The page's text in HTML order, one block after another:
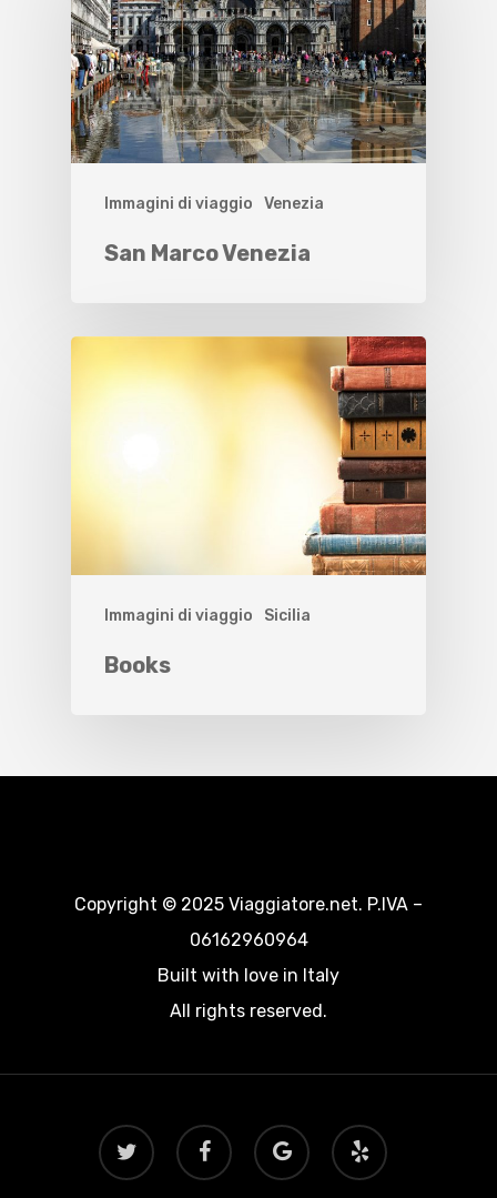
Immagini di viaggio Venezia
San Marco Venezia
Immagini di viaggio Sicilia
Books
Copyright © 2025 Viaggiatore.net. P.IVA –
06162960964
Built with love in Italy
All rights reserved.
twitter facebook
google-
plus
yelp